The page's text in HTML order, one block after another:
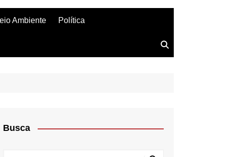
Ambiente Política
Busca